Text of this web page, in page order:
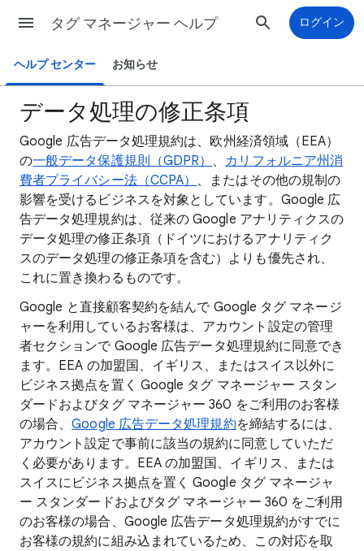
タグ マネージャー ヘルプ ログイン
ヘルプ センター お知らせ
データ処理の修正条項
Google 広告データ処理規約は、欧州経済領域（EEA）
の一般データ保護規則（GDPR） 、 カリフォルニア州消
費者プライバシー法（CCPA） 、またはその他の規制の
影響を受けるビジネスを対象としています。Google 広
告データ処理規約は、従来の Google アナリティクスの
データ処理の修正条項（ドイツにおけるアナリティク
スのデータ処理の修正条項を含む）よりも優先され、
これに置き換わるものです。
Google と直接顧客契約を結んで Google タグ マネージ
ャーを利用しているお客様は、アカウント設定の管理
者セクションで Google 広告データ処理規約に同意でき
ます。EEA の加盟国、イギリス、またはスイス以外に
ビジネス拠点を置く Google タグ マネージャー スタン
ダードおよびタグ マネージャー 360 をご利用のお客様
の場合、Google 広告データ処理規約を締結するには、
アカウント設定で事前に該当の規約に同意していただ
く必要があります。EEA の加盟国、イギリス、または
スイスにビジネス拠点を置く Google タグ マネージャ
ー スタンダードおよびタグ マネージャー 360 をご利用
のお客様の場合、Google 広告データ処理規約がすでに
お客様の規約に組み込まれているため、この対応を取